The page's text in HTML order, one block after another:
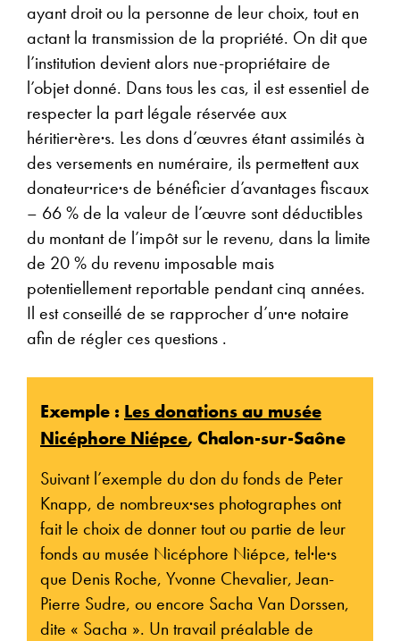
ayant droit ou la personne de leur choix, tout en
actant la transmission de la propriété. On dit que
l’institution devient alors nue-propriétaire de
l’objet donné. Dans tous les cas, il est essentiel de
respecter la part légale réservée aux
héritier·ère·s. Les dons d’œuvres étant assimilés à
des versements en numéraire, ils permettent aux
donateur·rice·s de bénéficier d’avantages fiscaux
– 66 % de la valeur de l’œuvre sont déductibles
du montant de l’impôt sur le revenu, dans la limite
de 20 % du revenu imposable mais
potentiellement reportable pendant cinq années.
Il est conseillé de se rapprocher d’un·e notaire
afin de régler ces questions .
Exemple : Les donations au musée
Nicéphore Niépce, Chalon-sur-Saône
Suivant l’exemple du don du fonds de Peter
Knapp, de nombreux·ses photographes ont
fait le choix de donner tout ou partie de leur
fonds au musée Nicéphore Niépce, tel·le·s
que Denis Roche, Yvonne Chevalier, Jean-
Pierre Sudre, ou encore Sacha Van Dorssen,
dite « Sacha ». Un travail préalable de